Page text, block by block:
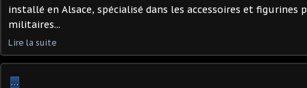
installé en Alsace, spécialisé dans les accessoires et figurines
militaires...
Lire la suite
…